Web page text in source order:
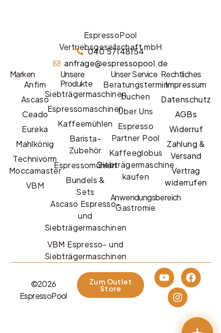
EspressoPool
Vertriebsgesellschaft mbH
040 57148154
anfrage@espressopool.de
Marken
Anfim
Ascaso
Ceado
Eureka
Mahlkönig
Technivorm
Moccamaster
VBM
Unsere
Produkte
Siebträgermaschinen
Espressomaschinen
Kaffeemühlen
Barista-
Zubehör
Espressomühlen
Bundels &
Sets
Ascaso Espresso-
und
Siebträgermaschinen
VBM Espresso- und
Siebträgermaschinen
Unser Service
Beratungstermin
buchen
Über Uns
Espresso
Partner Pool
Kaffeeglobus
Siebträgermaschine
kaufen
Anwendungsbereich
Gastromie
Rechtliches
Impressum
Datenschutz
AGBs
Widerruf
Zahlung &
Versand
Vertrag
widerrufen
©2026
EspressoPool
Zum Outlet
Store